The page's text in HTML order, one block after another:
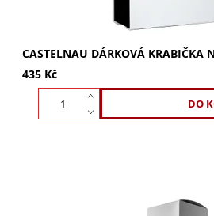
CASTELNAU DÁRKOVÁ KRABIČKA
435 Kč